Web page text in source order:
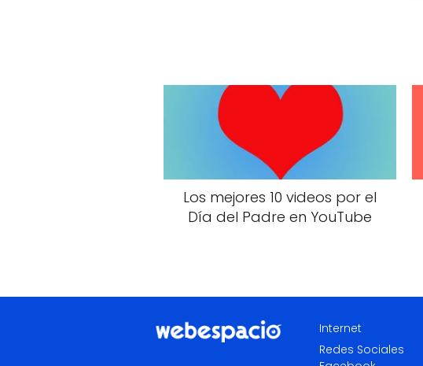
Los mejores 10 videos por el
Día del Padre en YouTube
Internet
Redes Sociales